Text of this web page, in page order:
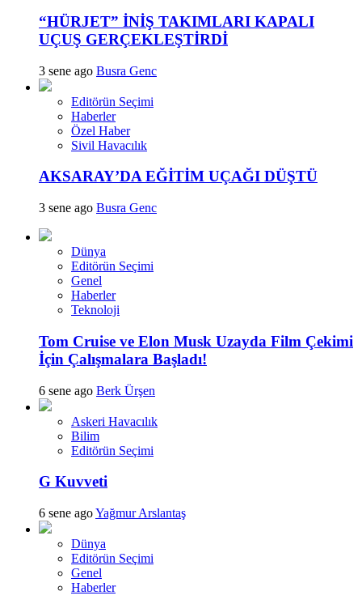
“HÜRJET” İNİŞ TAKIMLARI KAPALI
UÇUŞ GERÇEKLEŞTİRDİ
3 sene ago Busra Genc
Editörün Seçimi
Haberler
Özel Haber
Sivil Havacılık
AKSARAY’DA EĞİTİM UÇAĞI DÜŞTÜ
3 sene ago Busra Genc
Dünya
Editörün Seçimi
Genel
Haberler
Teknoloji
Tom Cruise ve Elon Musk Uzayda Film Çekimi
İçin Çalışmalara Başladı!
6 sene ago Berk Ürşen
Askeri Havacılık
Bilim
Editörün Seçimi
G Kuvveti
6 sene agoYağmur Arslantaş
Dünya
Editörün Seçimi
Genel
Haberler